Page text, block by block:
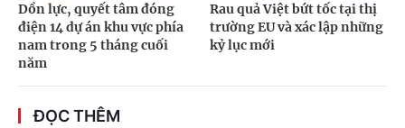
Dồn lực, quyết tâm đóng
điện 14 dự án khu vực phía
nam trong 5 tháng cuối
năm
Rau quả Việt bứt tốc tại thị
trường EU và xác lập những
kỷ lục mới
ĐỌC THÊM